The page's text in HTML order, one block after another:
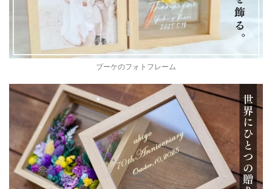
ブーケのフォトフレーム